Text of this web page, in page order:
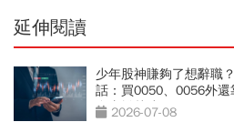
延伸閱讀
少年股神賺夠了想辭職
話：買0050、0056外
自由離越遠
2026-07-08